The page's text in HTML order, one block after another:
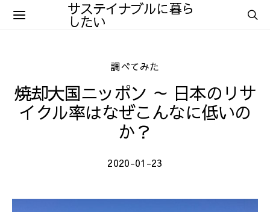
サステイナブルに暮ら
したい
調べてみた
焼却大国ニッポン ～ 日本のリサ
イクル率はなぜこんなに低いの
か？
2020-01-23